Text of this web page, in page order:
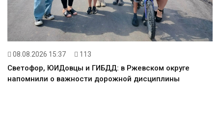
08.08.2026 15:37 113
Светофор, ЮИДовцы и ГИБДД: в Ржевском округе
напомнили о важности дорожной дисциплины